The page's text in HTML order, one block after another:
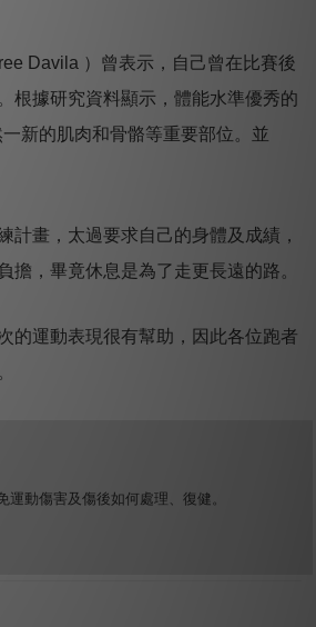
Davila ）曾表示，自己曾在比賽後
根據研究資料顯示，體能水準優秀的
新的肌肉和骨骼等重要部位。並
畫，太過要求自己的身體及成績，
，畢竟休息是為了走更長遠的路。
的運動表現很有幫助，因此各位跑者
動傷害及傷後如何處理、復健。